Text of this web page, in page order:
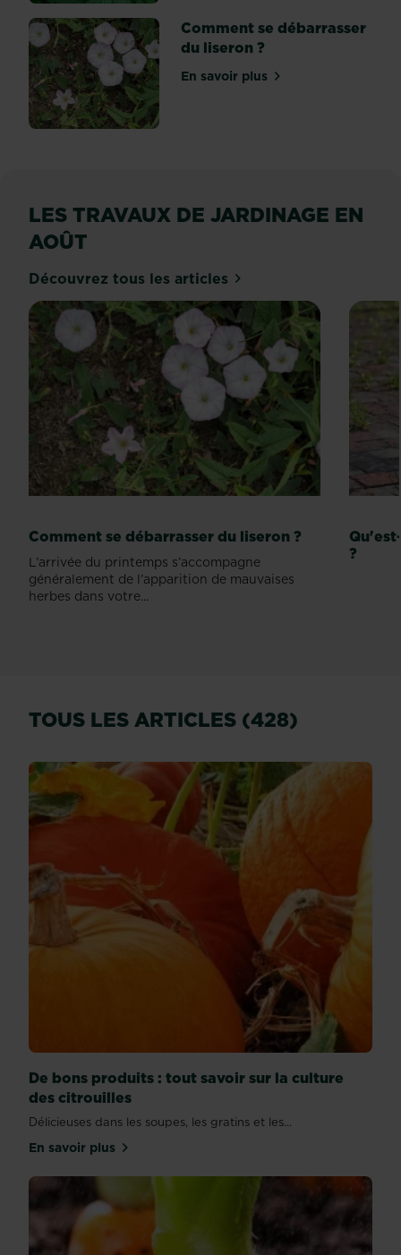
Comment se débarrasser
du liseron ?
En savoir plussur Comment se
LES TRAVAUX DE JARDINAGE EN
AOÛT
Découvrez tous les articles
Comment se débarrasser du liseron ?
L’arrivée du printemps s’accompagne
généralement de l’apparition de mauvaises
herbes dans votre...
?
TOUS LES ARTICLES (428)
De bons produits : tout savoir sur la culture
des citrouilles
Délicieuses dans les soupes, les gratins et les...
En savoir plussur De bons produits : tout savoir sur la culture